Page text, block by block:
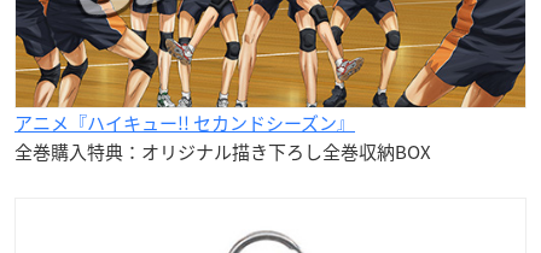
アニメ『ハイキュー!! セカンドシーズン』
全巻購入特典：オリジナル描き下ろし全巻収納BOX